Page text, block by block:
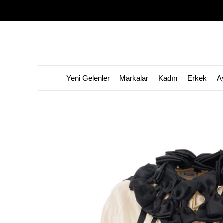
Yeni Gelenler Markalar Kadın Erkek